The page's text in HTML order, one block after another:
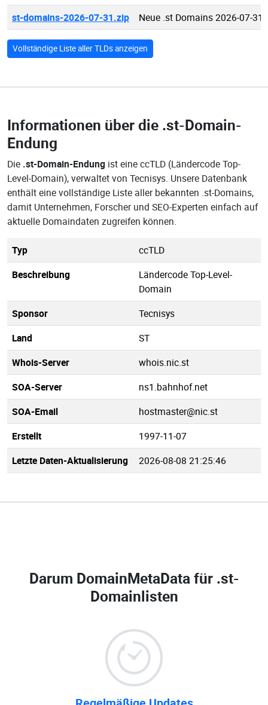
st-domains-2026-07-31.zip
Neue .st Domains 2026-07-31
Vollständige Liste aller TLDs anzeigen
Informationen über die .st-Domain-
Endung
Die .st-Domain-Endung ist eine ccTLD (Ländercode Top-
Level-Domain), verwaltet von Tecnisys. Unsere Datenbank
enthält eine vollständige Liste aller bekannten .st-Domains,
damit Unternehmen, Forscher und SEO-Experten einfach auf
aktuelle Domaindaten zugreifen können.
Typ
ccTLD
Beschreibung
Ländercode Top-Level-
Domain
Sponsor
Tecnisys
Land
ST
Whois-Server
whois.nic.st
SOA-Server
ns1.bahnhof.net
SOA-Email
hostmaster@nic.st
Erstellt
1997-11-07
Letzte Daten-Aktualisierung
2026-08-08 21:25:46
Darum DomainMetaData für .st-
Domainlisten